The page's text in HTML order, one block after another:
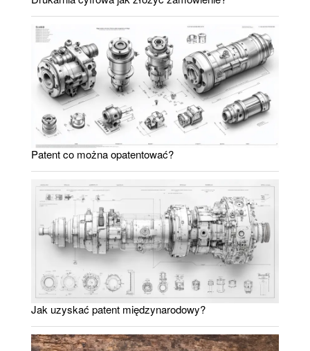
Patent co można opatentować?
Jak uzyskać patent międzynarodowy?